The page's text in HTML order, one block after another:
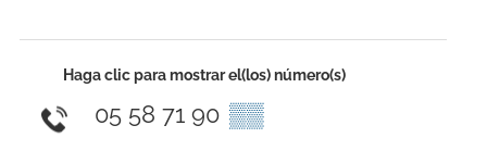
Haga clic para mostrar el(los) número(s)
05 58 71 90 ▒▒